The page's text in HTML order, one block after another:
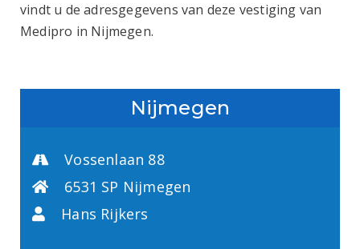
vindt u de adresgegevens van deze vestiging van
Medipro in Nijmegen.
Nijmegen
Vossenlaan 88
6531 SP Nijmegen
Hans Rijkers